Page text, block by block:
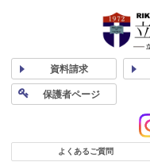
資料請求
保護者ページ
よくあるご質問